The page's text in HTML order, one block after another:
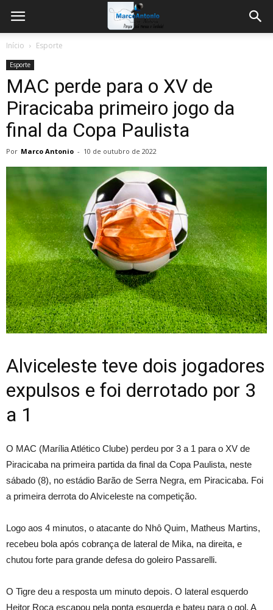
Início Esporte
Esporte
MAC perde para o XV de
Piracicaba primeiro jogo da
final da Copa Paulista
Por Marco Antonio - 10 de outubro de 2022
Alviceleste teve dois jogadores
expulsos e foi derrotado por 3
a 1
O MAC (Marília Atlético Clube) perdeu por 3 a 1 para o XV de
Piracicaba na primeira partida da final da Copa Paulista, neste
sábado (8), no estádio Barão de Serra Negra, em Piracicaba. Foi
a primeira derrota do Alviceleste na competição.
Logo aos 4 minutos, o atacante do Nhô Quim, Matheus Martins,
recebeu bola após cobrança de lateral de Mika, na direita, e
chutou forte para grande defesa do goleiro Passarelli.
O Tigre deu a resposta um minuto depois. O lateral esquerdo
Heitor Roca escapou pela ponta esquerda e bateu para o gol. A